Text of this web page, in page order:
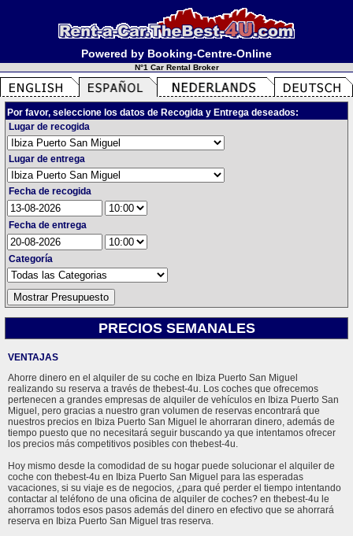
Powered by Booking-Centre-Online
N°1 Car Rental Broker
Por favor, seleccione los datos de Recogida y Entrega deseados:
Lugar de recogida
Lugar de entrega
Fecha de recogida
Fecha de entrega
Categoría
PRECIOS SEMANALES
VENTAJAS
Ahorre dinero en el alquiler de su coche en Ibiza Puerto San Miguel
realizando su reserva a través de thebest-4u. Los coches que ofrecemos
pertenecen a grandes empresas de alquiler de vehículos en Ibiza Puerto San
Miguel, pero gracias a nuestro gran volumen de reservas encontrará que
nuestros precios en Ibiza Puerto San Miguel le ahorraran dinero, además de
tiempo puesto que no necesitará seguir buscando ya que intentamos ofrecer
los precios más competitivos posibles con thebest-4u.
Hoy mismo desde la comodidad de su hogar puede solucionar el alquiler de
coche con thebest-4u en Ibiza Puerto San Miguel para las esperadas
vacaciones, si su viaje es de negocios, ¿para qué perder el tiempo intentando
contactar al teléfono de una oficina de alquiler de coches? en thebest-4u le
ahorramos todos esos pasos además del dinero en efectivo que se ahorrará
reserva en Ibiza Puerto San Miguel tras reserva.